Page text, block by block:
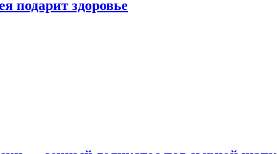
подарит здоровье